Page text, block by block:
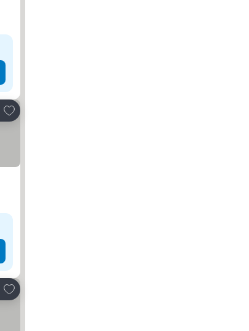
Adicionar aos favoritos
Adicionar aos favoritos